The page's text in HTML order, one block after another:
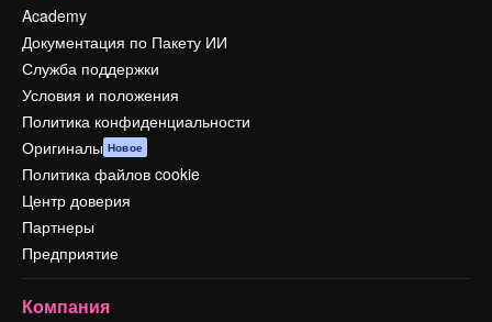
Academy
Документация по Пакету ИИ
Служба поддержки
Условия и положения
Политика конфиденциальности
Оригиналы Новое
Политика файлов cookie
Центр доверия
Партнеры
Предприятие
Компания